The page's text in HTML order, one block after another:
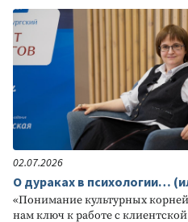
02.07.2026
О дураках в психологии…
«Понимание культурных
нам ключ к работе с